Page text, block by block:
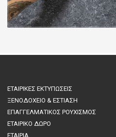
ΕΤΑΙΡΙΚΕΣ ΕΚΤΥΠΩΣΕΙΣ
ΞΕΝΟΔΟΧΕΙΟ & ΕΣΤΙΑΣΗ
ΕΠΑΓΓΕΛΜΑΤΙΚΟΣ ΡΟΥΧΙΣΜΟΣ
ΕΤΑΙΡΙΚΟ ΔΩΡΟ
ΕΤΑΙΡΙΑ